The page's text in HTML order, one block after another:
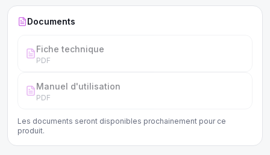
régler et à lire.
Documents
Fiche technique
PDF
Manuel d'utilisation
PDF
Les documents seront disponibles prochainement pour ce
produit.